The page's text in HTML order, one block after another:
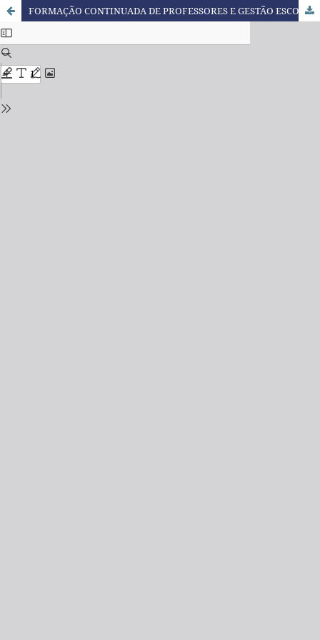
FORMAÇÃO CONTINUADA DE PROFESSORES E GESTÃO ESCOLAR